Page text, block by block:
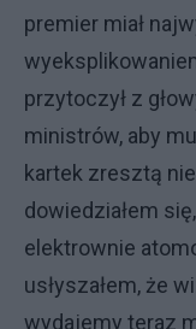
premier miał
przytoczył z
ministrów, aby
kartek zresztą
dowiedziałem
elektrownie
usłyszałem, że
wydajemy teraz